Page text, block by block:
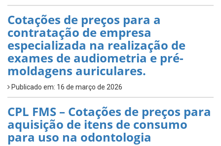
Cotações de preços para a
contratação de empresa
especializada na realização de
exames de audiometria e pré-
moldagens auriculares.
Publicado em: 16 de março de 2026
CPL FMS – Cotações de preços para
aquisição de itens de consumo
para uso na odontologia